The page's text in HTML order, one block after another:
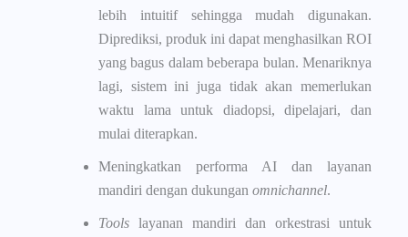
lebih intuitif sehingga mudah digunakan.
Diprediksi, produk ini dapat menghasilkan ROI
yang bagus dalam beberapa bulan. Menariknya
lagi, sistem ini juga tidak akan memerlukan
waktu lama untuk diadopsi, dipelajari, dan
mulai diterapkan.
Meningkatkan performa AI dan layanan
mandiri dengan dukungan omnichannel.
Tools layanan mandiri dan orkestrasi untuk